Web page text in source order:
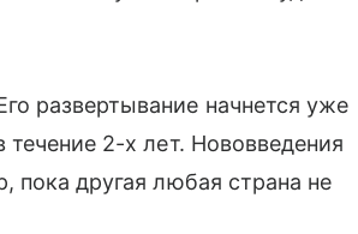
развертывание начнется уже
2-х лет. Нововведения
пока другая любая страна не